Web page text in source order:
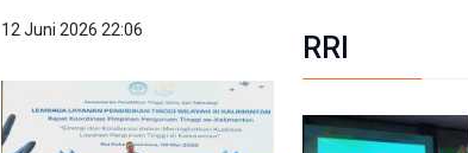
12 Juni 2026 22:06
RRI